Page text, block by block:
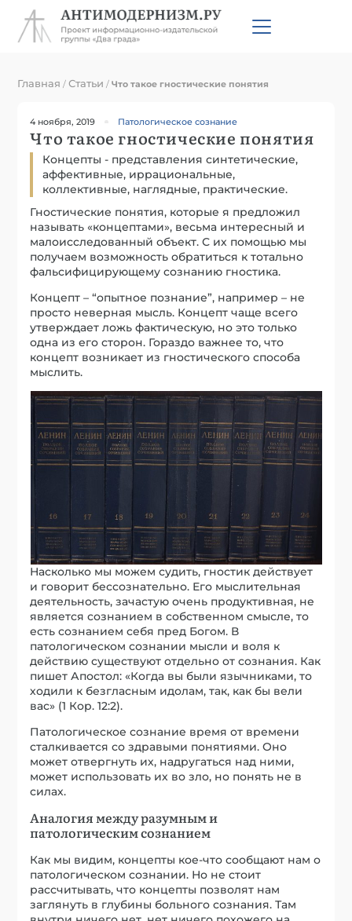
Главная /Статьи /Что такое гностические понятия
4 ноября, 2019 Патологическое сознание
Что такое гностические понятия
Концепты - представления синтетические,
аффективные, иррациональные,
коллективные, наглядные, практические.
Гностические понятия, которые я предложил
называть «концептами», весьма интересный и
малоисследованный объект. С их помощью мы
получаем возможность обратиться к тотально
фальсифицирующему сознанию гностика.
Концепт – “опытное познание”, например – не
просто неверная мысль. Концепт чаще всего
утверждает ложь фактическую, но это только
одна из его сторон. Гораздо важнее то, что
концепт возникает из гностического способа
мыслить.
Насколько мы можем судить, гностик действует
и говорит бессознательно. Его мыслительная
деятельность, зачастую очень продуктивная, не
является сознанием в собственном смысле, то
есть сознанием себя пред Богом. В
патологическом сознании мысли и воля к
действию существуют отдельно от сознания. Как
пишет Апостол: «Когда вы были язычниками, то
ходили к безгласным идолам, так, как бы вели
вас» (1 Кор. 12:2).
Патологическое сознание время от времени
сталкивается со здравыми понятиями. Оно
может отвергнуть их, надругаться над ними,
может использовать их во зло, но понять не в
силах.
Аналогия между разумным и
патологическим сознанием
Как мы видим, концепты кое-что сообщают нам о
патологическом сознании. Но не стоит
рассчитывать, что концепты позволят нам
заглянуть в глубины больного сознания. Там